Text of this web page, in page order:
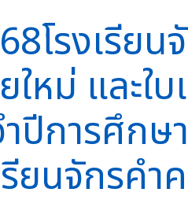
โรงเรีย
ม่ และใ
ปีการศึกษ
รียนจักรค